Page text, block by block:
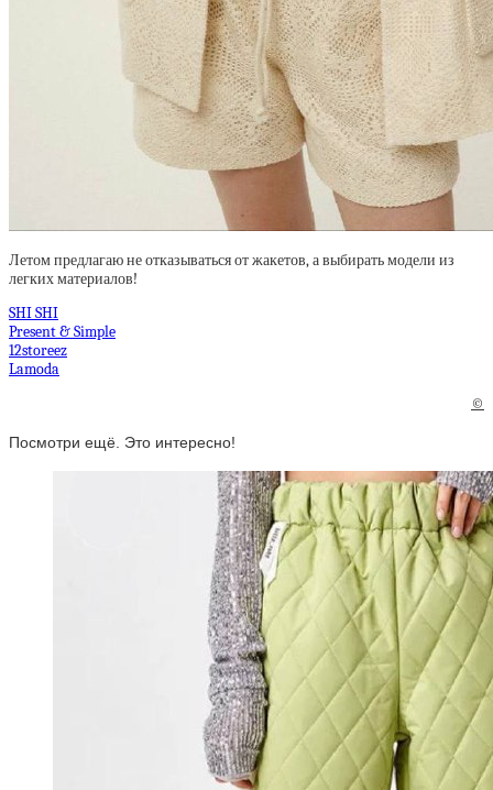
Летом предлагаю не отказываться от жакетов, а выбирать модели из
легких материалов!
SHI SHI
Present & Simple
12storeez
Lamoda
©
Посмотри ещё. Это интересно!